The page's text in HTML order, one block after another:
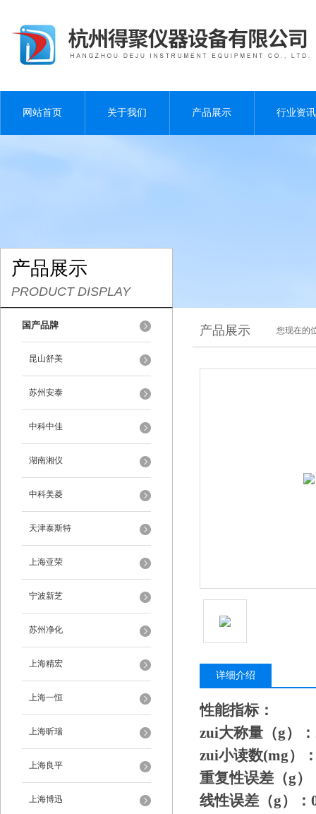
网站首页 关于我们 产品展示 行业资讯
产品展示
PRODUCT DISPLAY
国产品牌
昆山舒美
苏州安泰
中科中佳
湖南湘仪
中科美菱
天津泰斯特
上海亚荣
宁波新芝
苏州净化
上海精宏
上海一恒
上海昕瑞
上海良平
上海博迅
产品展示 您现在的
详细介绍
性能指标：
zui大称量（g）
zui小读数(mg）
重复性误差（g）
线性误差（g）：